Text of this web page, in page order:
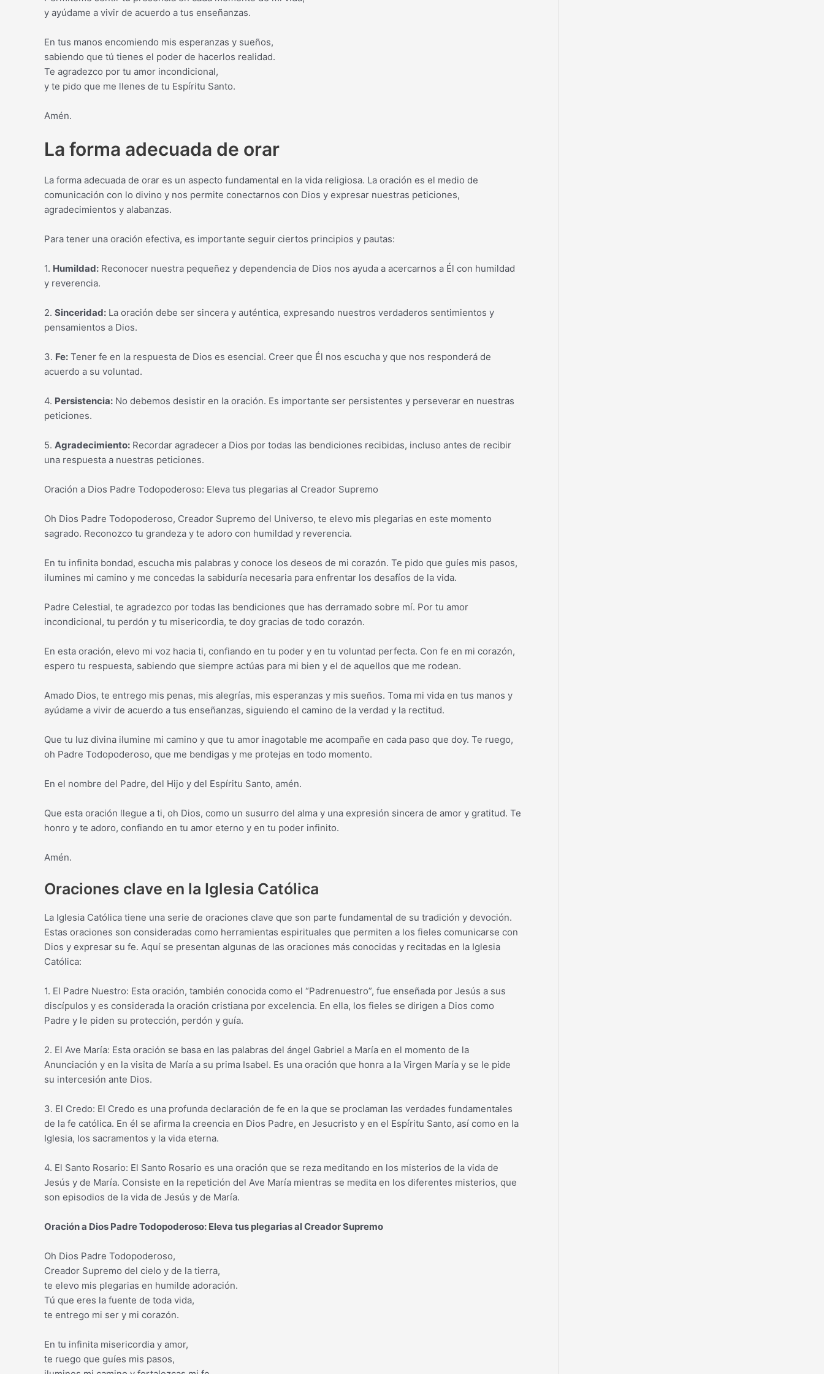
y ayúdame a vivir de acuerdo a tus enseñanzas.
En tus manos encomiendo mis esperanzas y sueños,
sabiendo que tú tienes el poder de hacerlos realidad.
Te agradezco por tu amor incondicional,
y te pido que me llenes de tu Espíritu Santo.
Amén.
La forma adecuada de orar
La forma adecuada de orar es un aspecto fundamental en la vida religiosa. La oración es el medio de
comunicación con lo divino y nos permite conectarnos con Dios y expresar nuestras peticiones,
agradecimientos y alabanzas.
Para tener una oración efectiva, es importante seguir ciertos principios y pautas:
1. Humildad: Reconocer nuestra pequeñez y dependencia de Dios nos ayuda a acercarnos a Él con humildad
y reverencia.
2. Sinceridad: La oración debe ser sincera y auténtica, expresando nuestros verdaderos sentimientos y
pensamientos a Dios.
3. Fe: Tener fe en la respuesta de Dios es esencial. Creer que Él nos escucha y que nos responderá de
acuerdo a su voluntad.
4. Persistencia: No debemos desistir en la oración. Es importante ser persistentes y perseverar en nuestras
peticiones.
5. Agradecimiento: Recordar agradecer a Dios por todas las bendiciones recibidas, incluso antes de recibir
una respuesta a nuestras peticiones.
Oración a Dios Padre Todopoderoso: Eleva tus plegarias al Creador Supremo
Oh Dios Padre Todopoderoso, Creador Supremo del Universo, te elevo mis plegarias en este momento
sagrado. Reconozco tu grandeza y te adoro con humildad y reverencia.
En tu infinita bondad, escucha mis palabras y conoce los deseos de mi corazón. Te pido que guíes mis pasos,
ilumines mi camino y me concedas la sabiduría necesaria para enfrentar los desafíos de la vida.
Padre Celestial, te agradezco por todas las bendiciones que has derramado sobre mí. Por tu amor
incondicional, tu perdón y tu misericordia, te doy gracias de todo corazón.
En esta oración, elevo mi voz hacia ti, confiando en tu poder y en tu voluntad perfecta. Con fe en mi corazón,
espero tu respuesta, sabiendo que siempre actúas para mi bien y el de aquellos que me rodean.
Amado Dios, te entrego mis penas, mis alegrías, mis esperanzas y mis sueños. Toma mi vida en tus manos y
ayúdame a vivir de acuerdo a tus enseñanzas, siguiendo el camino de la verdad y la rectitud.
Que tu luz divina ilumine mi camino y que tu amor inagotable me acompañe en cada paso que doy. Te ruego,
oh Padre Todopoderoso, que me bendigas y me protejas en todo momento.
En el nombre del Padre, del Hijo y del Espíritu Santo, amén.
Que esta oración llegue a ti, oh Dios, como un susurro del alma y una expresión sincera de amor y gratitud. Te
honro y te adoro, confiando en tu amor eterno y en tu poder infinito.
Amén.
Oraciones clave en la Iglesia Católica
La Iglesia Católica tiene una serie de oraciones clave que son parte fundamental de su tradición y devoción.
Estas oraciones son consideradas como herramientas espirituales que permiten a los fieles comunicarse con
Dios y expresar su fe. Aquí se presentan algunas de las oraciones más conocidas y recitadas en la Iglesia
Católica:
1. El Padre Nuestro: Esta oración, también conocida como el “Padrenuestro”, fue enseñada por Jesús a sus
discípulos y es considerada la oración cristiana por excelencia. En ella, los fieles se dirigen a Dios como
Padre y le piden su protección, perdón y guía.
2. El Ave María: Esta oración se basa en las palabras del ángel Gabriel a María en el momento de la
Anunciación y en la visita de María a su prima Isabel. Es una oración que honra a la Virgen María y se le pide
su intercesión ante Dios.
3. El Credo: El Credo es una profunda declaración de fe en la que se proclaman las verdades fundamentales
de la fe católica. En él se afirma la creencia en Dios Padre, en Jesucristo y en el Espíritu Santo, así como en la
Iglesia, los sacramentos y la vida eterna.
4. El Santo Rosario: El Santo Rosario es una oración que se reza meditando en los misterios de la vida de
Jesús y de María. Consiste en la repetición del Ave María mientras se medita en los diferentes misterios, que
son episodios de la vida de Jesús y de María.
Oración a Dios Padre Todopoderoso: Eleva tus plegarias al Creador Supremo
Oh Dios Padre Todopoderoso,
Creador Supremo del cielo y de la tierra,
te elevo mis plegarias en humilde adoración.
Tú que eres la fuente de toda vida,
te entrego mi ser y mi corazón.
En tu infinita misericordia y amor,
te ruego que guíes mis pasos,